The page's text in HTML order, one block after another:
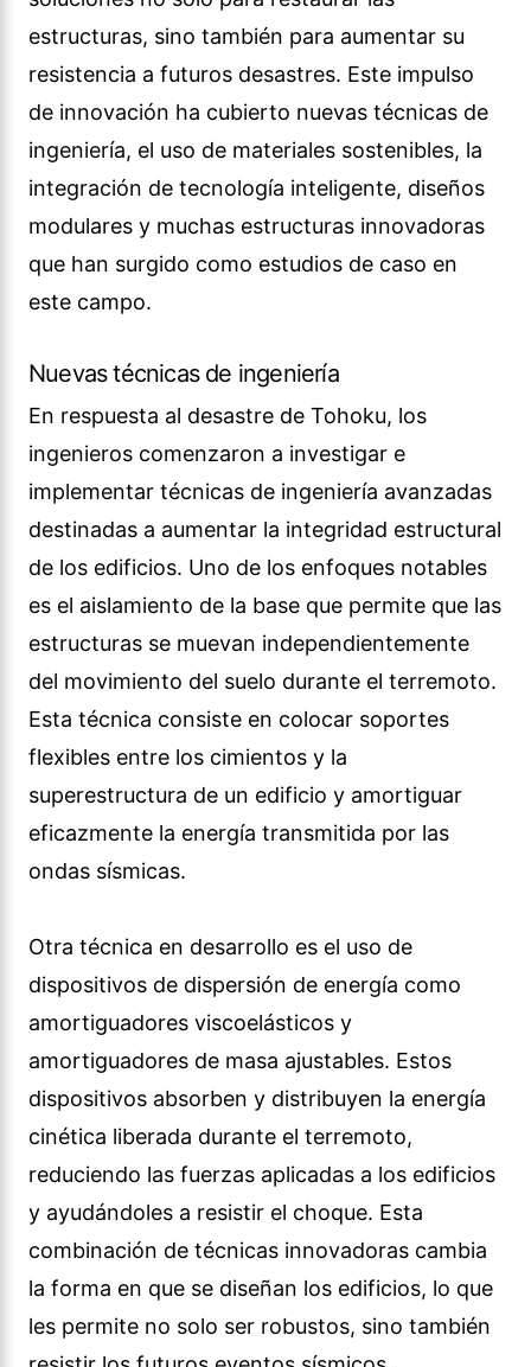
estructuras, sino también para aumentar su
resistencia a futuros desastres. Este impulso
de innovación ha cubierto nuevas técnicas de
ingeniería, el uso de materiales sostenibles, la
integración de tecnología inteligente, diseños
modulares y muchas estructuras innovadoras
que han surgido como estudios de caso en
este campo.
Nuevas técnicas de ingeniería
En respuesta al desastre de Tohoku, los
ingenieros comenzaron a investigar e
implementar técnicas de ingeniería avanzadas
destinadas a aumentar la integridad estructural
de los edificios. Uno de los enfoques notables
es el aislamiento de la base que permite que las
estructuras se muevan independientemente
del movimiento del suelo durante el terremoto.
Esta técnica consiste en colocar soportes
flexibles entre los cimientos y la
superestructura de un edificio y amortiguar
eficazmente la energía transmitida por las
ondas sísmicas.
Otra técnica en desarrollo es el uso de
dispositivos de dispersión de energía como
amortiguadores viscoelásticos y
amortiguadores de masa ajustables. Estos
dispositivos absorben y distribuyen la energía
cinética liberada durante el terremoto,
reduciendo las fuerzas aplicadas a los edificios
y ayudándoles a resistir el choque. Esta
combinación de técnicas innovadoras cambia
la forma en que se diseñan los edificios, lo que
les permite no solo ser robustos, sino también